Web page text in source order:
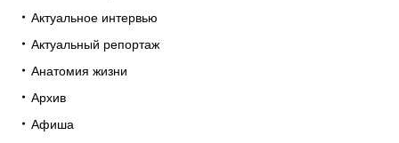
Актуальное интервью
Актуальный репортаж
Анатомия жизни
Архив
Афиша